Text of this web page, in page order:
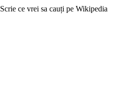
Scrie ce vrei sa cauți pe Wikipedia